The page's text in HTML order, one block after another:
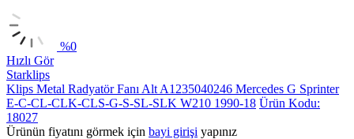
%0
Hızlı Gör
Starklips
Klips Metal Radyatör Fanı Alt A1235040246 Mercedes G Sprinter
E-C-CL-CLK-CLS-G-S-SL-SLK W210 1990-18 Ürün Kodu:
18027
Ürünün fiyatını görmek için bayi girişi yapınız